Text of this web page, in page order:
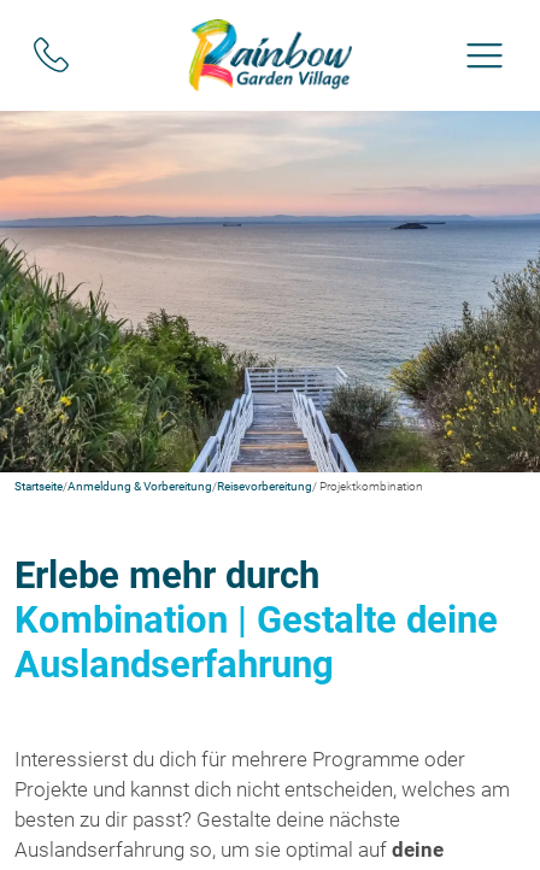
Startseite/Anmeldung & Vorbereitung/Reisevorbereitung/ Projektkombination
Erlebe mehr durch
Kombination | Gestalte deine
Auslandserfahrung
Interessierst du dich für mehrere Programme oder
Projekte und kannst dich nicht entscheiden, welches am
besten zu dir passt? Gestalte deine nächste
Auslandserfahrung so, um sie optimal auf deine